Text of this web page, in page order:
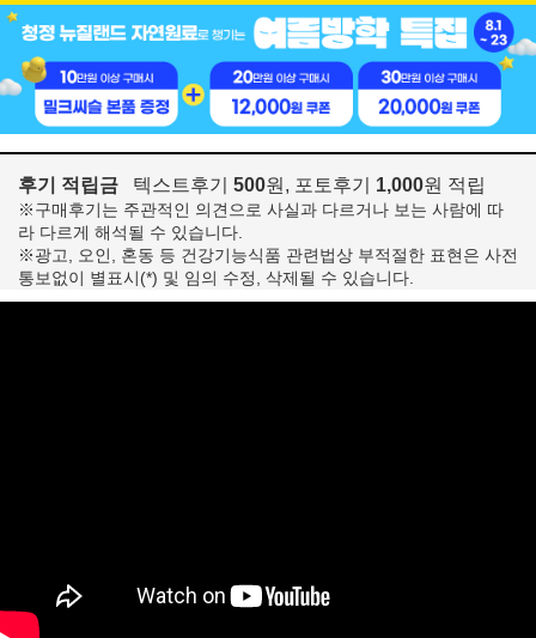
후기 적립금 텍스트후기 500원, 포토후기 1,000원 적립
※구매후기는 주관적인 의견으로 사실과 다르거나 보는 사람에 따
라 다르게 해석될 수 있습니다.
※광고, 오인, 혼동 등 건강기능식품 관련법상 부적절한 표현은 사전
통보없이 별표시(*) 및 임의 수정, 삭제될 수 있습니다.